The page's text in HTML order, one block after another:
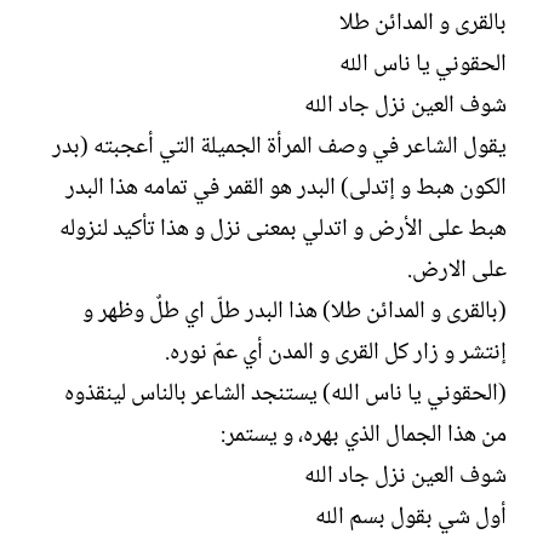
بالقرى و المدائن طلا
الحقوني يا ناس الله
شوف العين نزل جاد الله
يقول الشاعر في وصف المرأة الجميلة التي أعجبته (بدر
الكون هبط و إتدلى) البدر هو القمر في تمامه هذا البدر
هبط على الأرض و اتدلي بمعنى نزل و هذا تأكيد لنزوله
على الارض.
(بالقرى و المدائن طلا) هذا البدر طلّ اي طلٌ وظهر و
إنتشر و زار كل القرى و المدن أي عمّ نوره.
(الحقوني يا ناس الله) يستنجد الشاعر بالناس لينقذوه
من هذا الجمال الذي بهره، و يستمر:
شوف العين نزل جاد الله
أول شي بقول بسم الله